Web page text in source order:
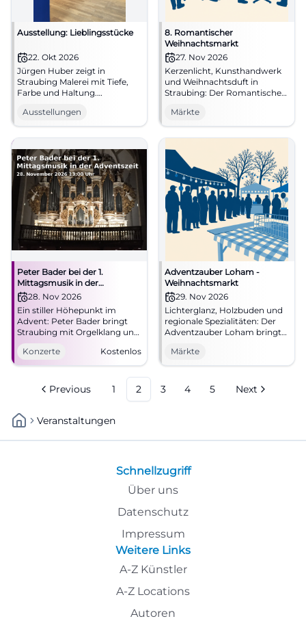
Ausstellung: Lieblingsstücke
22. Okt 2026
Jürgen Huber zeigt in
Straubing Malerei mit Tiefe,
Farbe und Haltung.
besonderen Kunsterlebnis ein.
#Kunst
Ausstellungen
8. Romantischer
Weihnachtsmarkt
27. Nov 2026
Kerzenlicht, Kunsthandwerk
und Weihnachtsduft in
Straubing: Der Romantische
Friedhof St. Peter lädt zu
stillen Adventsmomenten ein.
#Straubing
#Weihnachtsmarkt
Märkte
Peter Bader bei der 1.
Mittagsmusik in der
Adventszeit
28. Nov 2026
Ein stiller Höhepunkt im
Advent: Peter Bader bringt
Straubing mit Orgelklang und
Kirchenakustik zum
Leuchten. 28.11.2026, Eintritt
frei. #Adventskonzert
Konzerte Kostenlos
Adventzauber Loham -
Weihnachtsmarkt
29. Nov 2026
Lichterglanz, Holzbuden und
regionale Spezialitäten: Der
Adventzauber Loham bringt
nach Mariaposching.
#Weihnachtsmarkt #Advent
Märkte
Previous 1 2 3 4 5 Next
Veranstaltungen
Schnellzugriff
Über uns
Datenschutz
Impressum
Weitere Links
A-Z Künstler
A-Z Locations
Autoren